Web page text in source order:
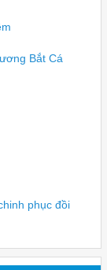
Bắt Cá
phục đồi